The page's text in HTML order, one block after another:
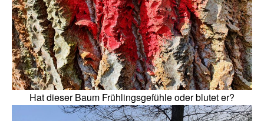
Hat dieser Baum Frühlingsgefühle oder blutet er?